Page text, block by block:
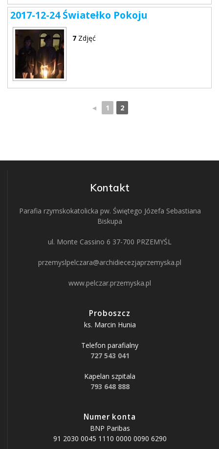
2017-12-24 Światełko Pokoju
7 Zdjęć
◄ 1 2
Kontakt
Parafia rzymskokatolicka pw. Świętego Józefa Sebastiana
Biskupa
ul. Monte Cassino 6 37-700 PRZEMYŚL
przemyslpelczara@archidiecezjaprzemyska.pl
www.pelczar.przemyska.pl
Proboszcz
ks. Marcin Hunia
Telefon parafialny
727 543 041
Kapelan szpitala
793 648 888
Numer konta
BNP Paribas
91 2030 0045 1110 0000 0090 6290